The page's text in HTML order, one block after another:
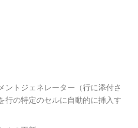
ントジェネレーター（行に添付さ
行の特定のセルに自動的に挿入す